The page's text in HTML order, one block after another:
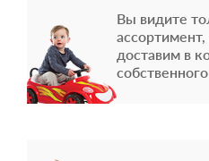
Вы видите
доставим в